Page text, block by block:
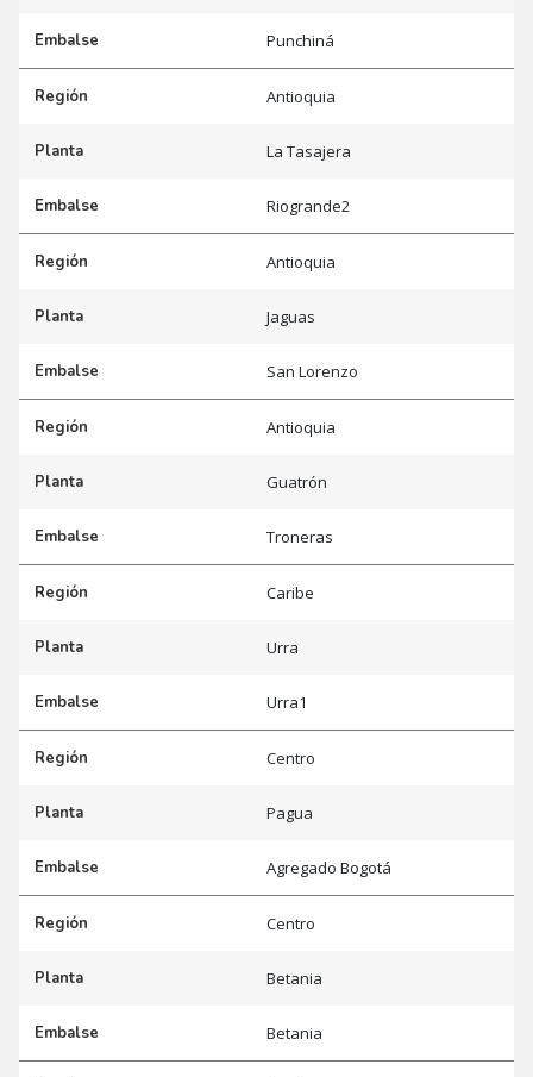
Embalse Punchiná
Región Antioquia
Planta La Tasajera
Embalse Riogrande2
Región Antioquia
Planta Jaguas
Embalse San Lorenzo
Región Antioquia
Planta Guatrón
Embalse Troneras
Región Caribe
Planta Urra
Embalse Urra1
Región Centro
Planta Pagua
Embalse Agregado Bogotá
Región Centro
Planta Betania
Embalse Betania